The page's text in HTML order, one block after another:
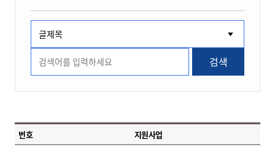
검색
번호 지원사업